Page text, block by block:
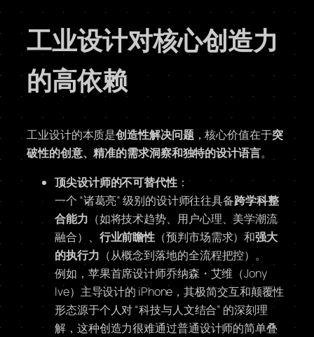
工业设计对核心创造力
的高依赖
工业设计的本质是创造性解决问题，核心价值在于突
破性的创意、精准的需求洞察和独特的设计语言。
顶尖设计师的不可替代性：
一个 “诸葛亮” 级别的设计师往往具备跨学科整
合能力 （如将技术趋势、用户心理、美学潮流
融合）、 行业前瞻性 （预判市场需求）和强大
的执行力 （从概念到落地的全流程把控）。
例如，苹果首席设计师乔纳森・艾维（Jony
Ive）主导设计的 iPhone，其极简交互和颠覆性
形态源于个人对 “科技与人文结合” 的深刻理
解，这种创造力很难通过普通设计师的简单叠